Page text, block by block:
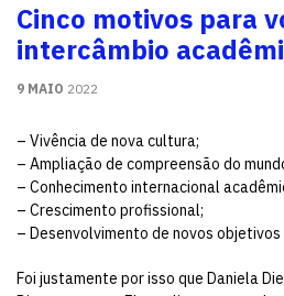
Cinco motivos para
intercâmbio
9 MAIO 2022
– Vivência de nova cultura;
– Ampliação de compreensão do
– Conhecimento internacional
– Crescimento profissional;
– Desenvolvimento de novos
Foi justamente por isso que Daniela